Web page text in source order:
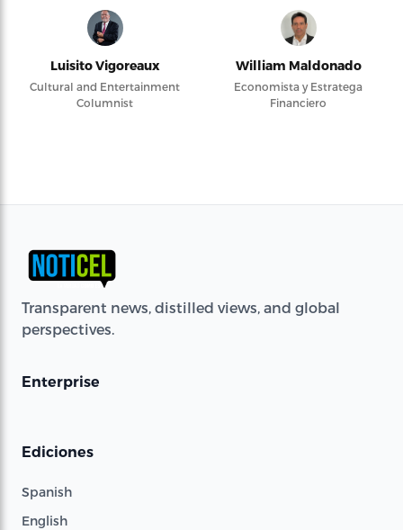
Luisito Vigoreaux
Cultural and Entertainment
Columnist
William Maldonado
Economista y Estratega
Financiero
Transparent news, distilled views, and global
perspectives.
Enterprise
Ediciones
Spanish
English